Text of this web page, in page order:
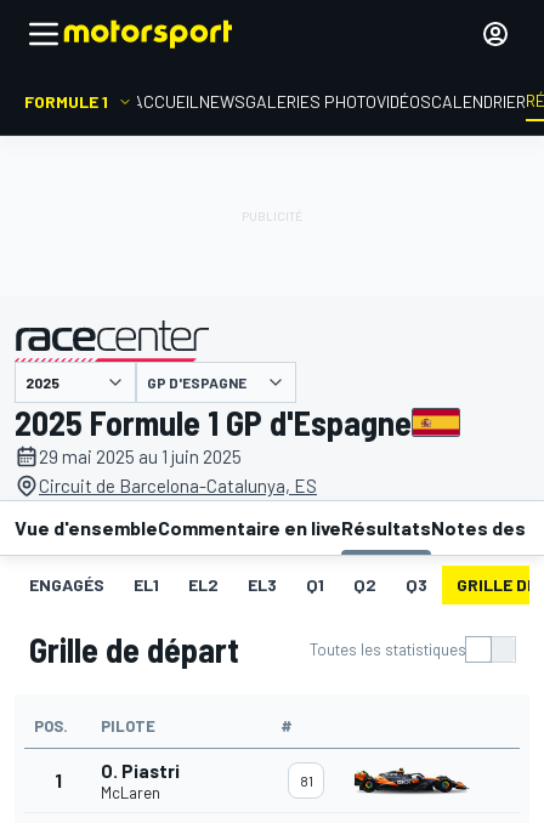
FORMULE 1 ACCUEIL NEWSGALERIES PHOTOVIDÉOSCALENDRIER
présenté par GP D'ESPAGNE
2025 Formule 1 GP d'Espagne
29 mai 2025 au 1 juin 2025
Circuit de Barcelona-Catalunya, ES
Vue d'ensembleCommentaire en liveRésultatsNotes des
ENGAGÉS EL1 EL2 EL3 Q1 Q2 Q3 GRILLE DE
Grille de départ Toutes les statistiques
POS. PILOTE #
1 O. Piastri
McLaren
81